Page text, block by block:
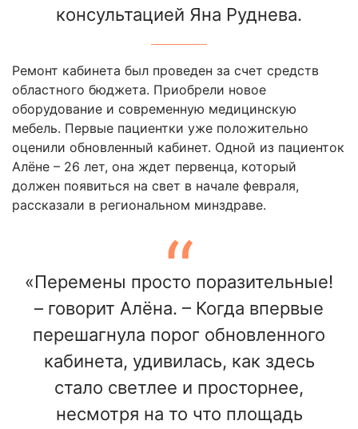
консультацией Яна Руднева.
Ремонт кабинета был проведен за счет средств
областного бюджета. Приобрели новое
оборудование и современную медицинскую
мебель. Первые пациентки уже положительно
оценили обновленный кабинет. Одной из пациенток
Алёне – 26 лет, она ждет первенца, который
должен появиться на свет в начале февраля,
рассказали в региональном минздраве.
«Перемены просто поразительные!
– говорит Алёна. – Когда впервые
перешагнула порог обновленного
кабинета, удивилась, как здесь
стало светлее и просторнее,
несмотря на то что площадь